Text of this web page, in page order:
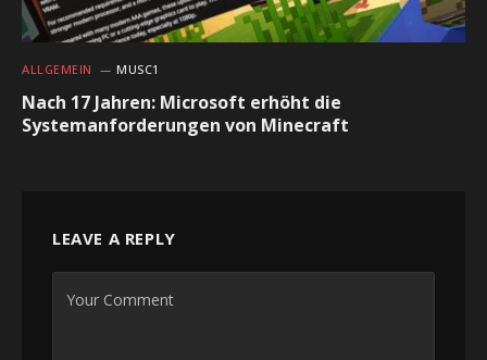
ALLGEMEIN MUSC1
Nach 17 Jahren: Microsoft erhöht die
Systemanforderungen von Minecraft
LEAVE A REPLY